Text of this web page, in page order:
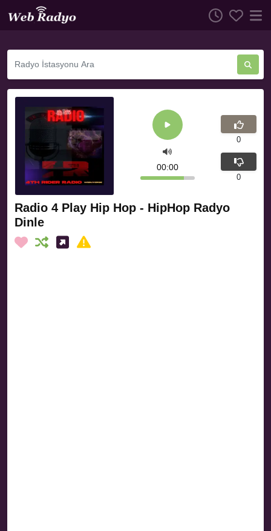
Radio 4 Play Hip Hop - HipHop Radyo
Dinle
00:00
0
0